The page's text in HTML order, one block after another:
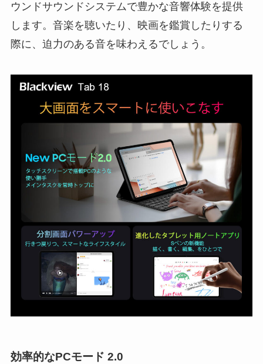
ウンドサウンドシステムで豊かな音響体験を提供
します。音楽を聴いたり、映画を鑑賞したりする
際に、迫力のある音を味わえるでしょう。
効率的なPCモード 2.0